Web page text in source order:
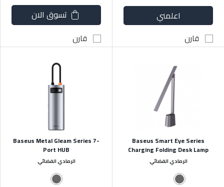
اعلمني
قارن
تسوق الان
قارن
الرمادي الفضائي
Baseus Smart Eye Series
Charging Folding Desk Lamp
الرمادي الفضائي
Baseus Metal Gleam Series 7-
Port HUB